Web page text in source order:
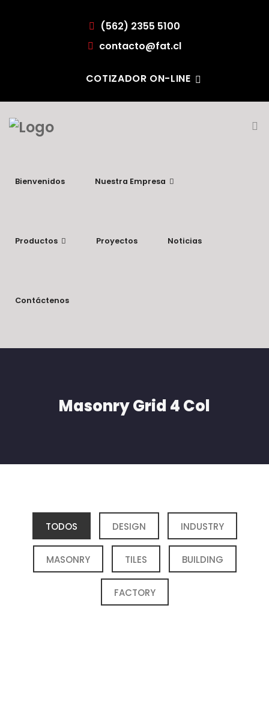
(562) 2355 5100
contacto@fat.cl
COTIZADOR ON-LINE
Bienvenidos Nuestra Empresa
Productos Proyectos Noticias
Contáctenos
Masonry Grid 4 Col
TODOS DESIGN INDUSTRY
MASONRY TILES BUILDING
FACTORY